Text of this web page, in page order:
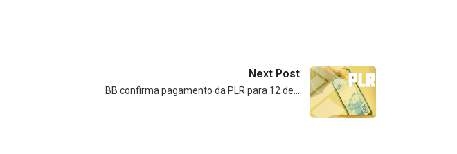
Next Post
BB confirma pagamento da PLR para 12 de…